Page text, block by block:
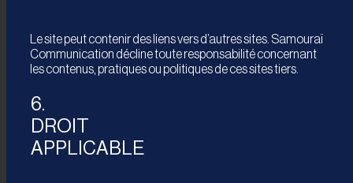
Le site peut contenir des liens vers d’autres sites. Samouraï
Communication décline toute responsabilité concernant
les contenus, pratiques ou politiques de ces sites tiers.
6.
DROIT
APPLICABLE